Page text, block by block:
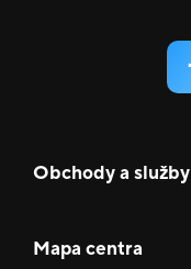
Obchody a služby
Mapa centra